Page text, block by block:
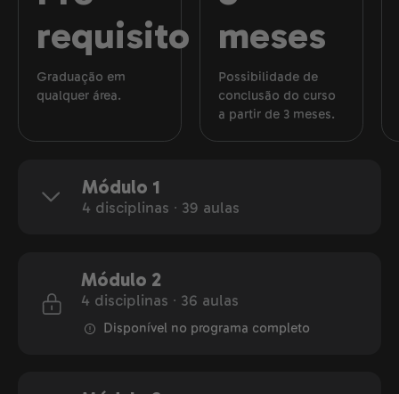
requisito
Graduação em
qualquer área.
meses
Possibilidade de
conclusão do curso
a partir de 3 meses.
Módulo 1
4 disciplinas ∙ 39 aulas
Módulo 2
4 disciplinas ∙ 36 aulas
Disponível no programa completo